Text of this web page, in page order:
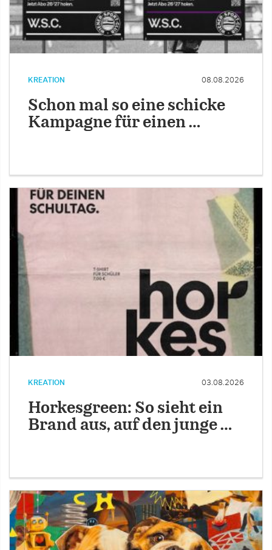
KREATION 08.08.2026
Schon mal so eine schicke
Kampagne für einen …
KREATION 03.08.2026
Horkesgreen: So sieht ein
Brand aus, auf den junge …